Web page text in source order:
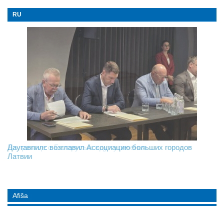
RU
На границе с Беларусью ждут усиления
Даугавпилс возглавил Ассоциацию больших городов
Латвии
Инвалидность — не приговор: «Mediastrims» расскажет
реальные истории людей с ограниченными возможностями
Afiša